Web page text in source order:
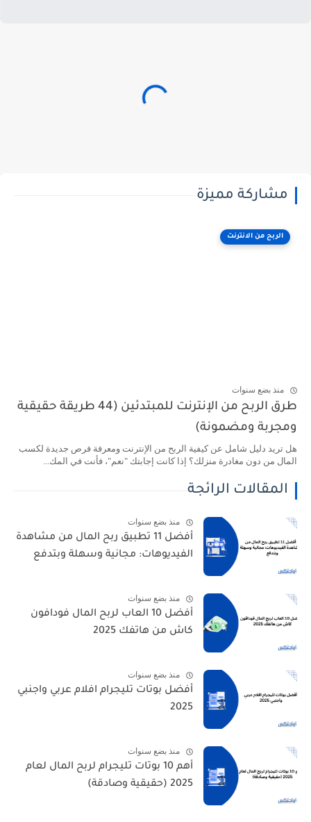
مشاركة مميزة
الربح من الانترنت
منذ بضع سنوات
طرق الربح من الإنترنت للمبتدئين (44 طريقة حقيقية
ومجربة ومضمونة)
هل تريد دليل شامل عن كيفية الربح من الإنترنت ومعرفة فرص جديدة لكسب
المال من دون مغادرة منزلك؟ إذا كانت إجابتك "نعم"، فأنت في المك...
المقالات الرائجة
منذ بضع سنوات
أفضل 11 تطبيق ربح المال من مشاهدة
الفيديوهات: مجانية وسهلة وبتدفع
منذ بضع سنوات
أفضل 10 العاب لربح المال فودافون
كاش من هاتفك 2025
منذ بضع سنوات
أفضل بوتات تليجرام افلام عربي واجنبي
2025
منذ بضع سنوات
أهم 10 بوتات تليجرام لربح المال لعام
2025 (حقيقية وصادقة)